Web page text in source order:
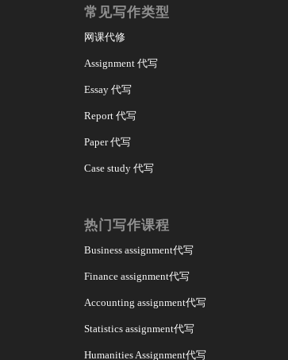
常见写作类型
网课代修
Assignment 代写
Essay 代写
Report 代写
Paper 代写
Case study 代写
热门写作课程
Business assignment代写
Finance assignment代写
Accounting assignment代写
Statistics assignment代写
Humanities Assignment代写